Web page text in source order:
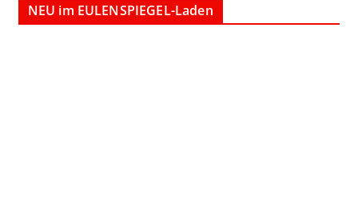
NEU im EULENSPIEGEL-Laden